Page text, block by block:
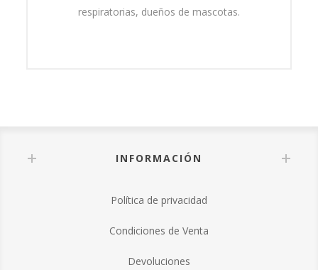
respiratorias, dueños de mascotas.
INFORMACIÓN
Política de privacidad
Condiciones de Venta
Devoluciones